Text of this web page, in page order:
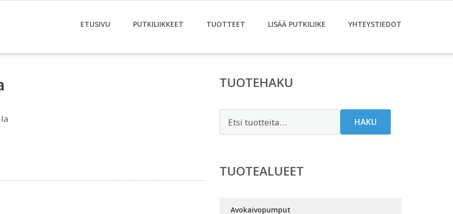
ETUSIVU PUTKILIIKKEET TUOTTEET LISÄÄ PUTKILIIKE YHTEYSTIEDOT
TUOTEHAKU
HAKU
TUOTEALUEET
Avokaivopumput